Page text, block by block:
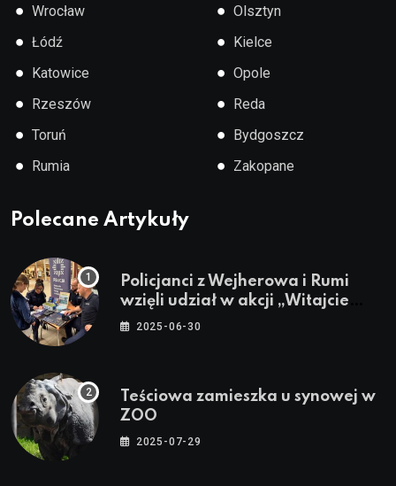
● Wrocław
● Łódź
● Katowice
● Rzeszów
● Toruń
● Rumia
● Olsztyn
● Kielce
● Opole
● Reda
● Bydgoszcz
● Zakopane
Polecane Artykuły
Policjanci z Wejherowa i Rumi
wzięli udział w akcji „Witajcie
Wakacje”
2025-06-30
Teściowa zamieszka u synowej w
ZOO
2025-07-29